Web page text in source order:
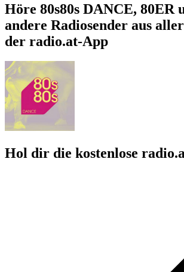
Höre 80s80s DANCE, 80ER
andere Radiosender aus
der radio.at-App
Hol dir die kostenlose